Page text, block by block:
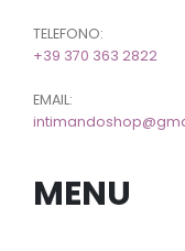
TELEFONO:
+39 370 363 2822
EMAIL:
MENU